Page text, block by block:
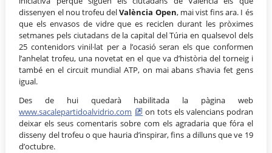
dissenyen el nou trofeu delValència Open, mai vist fins ara. I és
que els envasos de vidre que es reciclen durant les pròximes
setmanes pels ciutadans de la capital del Túria en qualsevol dels
25 contenidors vinil·lat per a l’ocasió seran els que conformen
l’anhelat trofeu, una novetat en el que va d’història del torneig i
també en el circuit mundial ATP, on mai abans s’havia fet gens
igual.
Des de hui quedarà habilitada la pàgina web
www.sacalepartidoalvidrio.com
on tots els valencians podran
deixar els seus comentaris sobre com els agradaria que fóra el
disseny del trofeu o que hauria d’inspirar, fins a dilluns que ve 19
d’octubre.